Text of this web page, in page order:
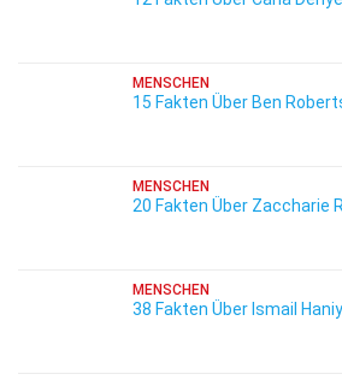
MENSCHEN
15 Fakten Über Ben
MENSCHEN
20 Fakten Über Zaccharie
MENSCHEN
38 Fakten Über Ismail